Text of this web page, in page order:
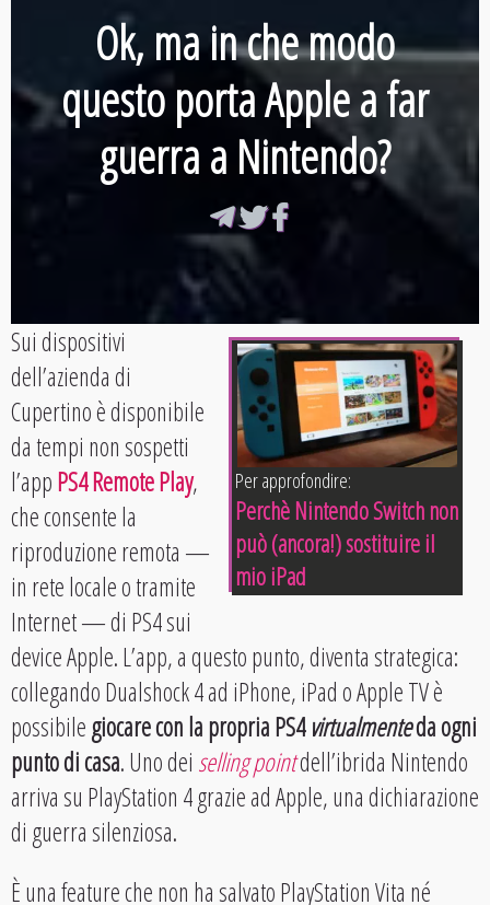
Ok, ma in che modo
questo porta Apple a far
guerra a Nintendo?
Per approfondire:
Perchè Nintendo Switch non
può (ancora!) sostituire il
mio iPad
Sui dispositivi
dell’azienda di
Cupertino è disponibile
da tempi non sospetti
l’appPS4 Remote Play,
che consente la
riproduzione remota —
in rete locale o tramite
Internet — di PS4 sui
device Apple. L’app, a questo punto, diventa strategica:
collegando Dualshock 4 ad iPhone, iPad o Apple TV è
possibilegiocare con la propria PS4virtualmenteda ogni
punto di casa. Uno dei selling pointdell’ibrida Nintendo
arriva su PlayStation 4 grazie ad Apple, una dichiarazione
di guerra silenziosa.
È una feature che non ha salvato PlayStation Vita né